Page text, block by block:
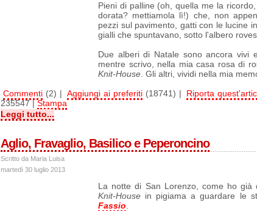
Pieni di palline (oh, quella me la
dorata? mettiamola lì!) che, non
pezzi sul pavimento, gatti con le lucine
gialli che spuntavano, sotto l'albero
Due alberi di Natale sono ancora vivi
mentre scrivo, nella mia casa rosa di
Knit-House . Gli altri, vividi nella mia
Commenti (2) | Aggiungi ai preferiti(18741) | Riporta
235547 |Stampa
Leggi tutto...
Aglio, Fravaglio, Basilico e Peperoncino
Scritto da Maria Luisa
martedì 30 luglio 2013
La notte di San Lorenzo, come ho già
Knit-House in pigiama a guardare le
Fassio